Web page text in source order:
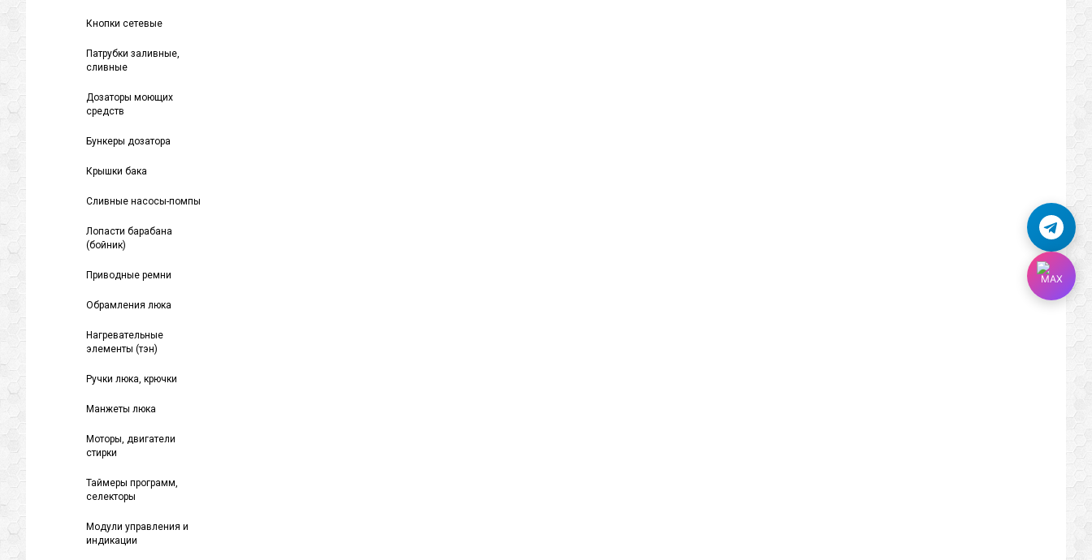
Кнопки сетевые
Патрубки заливные,
сливные
Дозаторы моющих
средств
Бункеры дозатора
Крышки бака
Сливные насосы-помпы
Лопасти барабана
(бойник)
Приводные ремни
Обрамления люка
Нагревательные
элементы (тэн)
Ручки люка, крючки
Манжеты люка
Моторы, двигатели
стирки
Таймеры программ,
селекторы
Модули управления и
индикации